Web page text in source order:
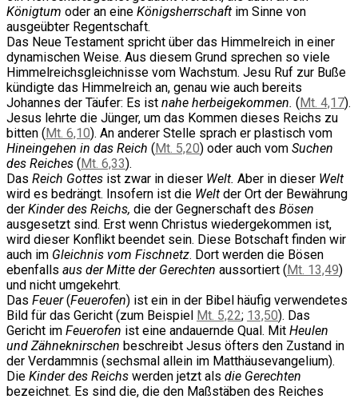
Königtum oder an eine Königsherrschaft im Sinne von
ausgeübter Regentschaft.
Das Neue Testament spricht über das Himmelreich in einer
dynamischen Weise. Aus diesem Grund sprechen so viele
Himmelreichsgleichnisse vom Wachstum. Jesu Ruf zur Buße
kündigte das Himmelreich an, genau wie auch bereits
Johannes der Täufer: Es ist nahe herbeigekommen. (Mt. 4,17).
Jesus lehrte die Jünger, um das Kommen dieses Reichs zu
bitten (Mt. 6,10). An anderer Stelle sprach er plastisch vom
Hineingehen in das Reich (Mt. 5,20) oder auch vom Suchen
des Reiches (Mt. 6,33).
Das Reich Gottes ist zwar in dieser Welt. Aber in dieser Welt
wird es bedrängt. Insofern ist die Welt der Ort der Bewährung
der Kinder des Reichs, die der Gegnerschaft des Bösen
ausgesetzt sind. Erst wenn Christus wiedergekommen ist,
wird dieser Konflikt beendet sein. Diese Botschaft finden wir
auch im Gleichnis vom Fischnetz. Dort werden die Bösen
ebenfalls aus der Mitte der Gerechten aussortiert (Mt. 13,49)
und nicht umgekehrt.
Das Feuer(Feuerofen) ist ein in der Bibel häufig verwendetes
Bild für das Gericht (zum Beispiel Mt. 5,22; 13,50). Das
Gericht im Feuerofen ist eine andauernde Qual. Mit Heulen
und Zähneknirschen beschreibt Jesus öfters den Zustand in
der Verdammnis (sechsmal allein im Matthäusevangelium).
Die Kinder des Reichs werden jetzt als die Gerechten
bezeichnet. Es sind die, die den Maßstäben des Reiches